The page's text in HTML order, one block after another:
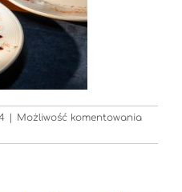
| Możliwość komentowaniazdjęcie
tytułu-